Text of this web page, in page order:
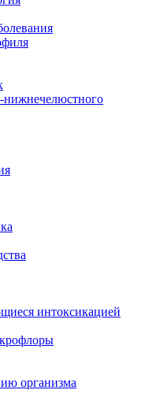
нижнечелюстного
интоксикацией
организма